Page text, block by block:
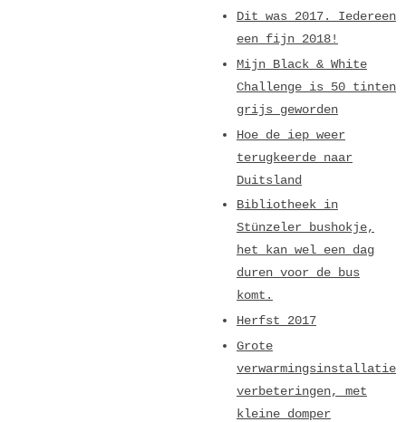
Dit was 2017. Iedereen
een fijn 2018!
Mijn Black & White
Challenge is 50 tinten
grijs geworden
Hoe de iep weer
terugkeerde naar
Duitsland
Bibliotheek in
Stünzeler bushokje,
het kan wel een dag
duren voor de bus
komt.
Herfst 2017
Grote
verwarmingsinstallatie
verbeteringen, met
kleine domper